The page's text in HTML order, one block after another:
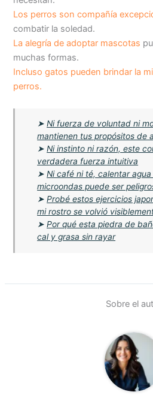
Los perros son compañía
combatir la soledad.
La alegría de adoptar mascotas
muchas formas.
Incluso gatos pueden brindar la
perros.
➤Ni fuerza de voluntad ni
mantienen tus propósitos de
➤Ni instinto ni razón, este
verdadera fuerza intuitiva
➤Ni café ni té, calentar
microondas puede ser
➤Probé estos ejercicios
mi rostro se volvió
➤Por qué esta piedra de
cal y grasa sin rayar
Sobre el